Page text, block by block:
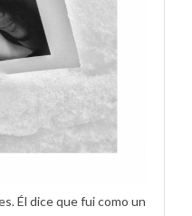
Él dice que fui como un